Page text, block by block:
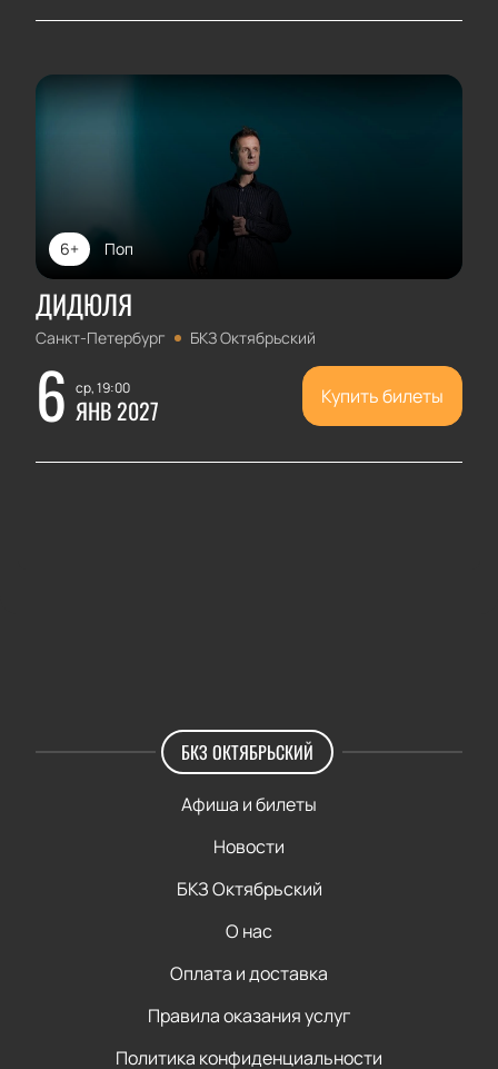
Поп
6+
ДИДЮЛЯ
Санкт-Петербург БКЗ Октябрьский
6 ср, 19:00
ЯНВ 2027 Купить билеты
БКЗ ОКТЯБРЬСКИЙ
Афиша и билеты
Новости
БКЗ Октябрьский
О нас
Оплата и доставка
Правила оказания услуг
Политика конфиденциальности